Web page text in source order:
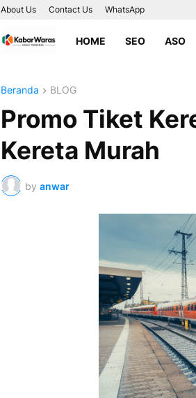
About Us Contact Us WhatsApp
HOME SEO ASO
Beranda BLOG
Promo Tiket
Kereta Murah
by anwar